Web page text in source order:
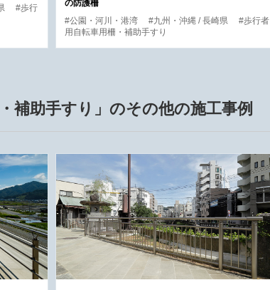
#歩行
の防護柵
#公園・河川・港湾
#九州・沖縄 / 長崎県
#歩行者
用自転車用柵・補助手すり
補助手すり」のその他の施工事例